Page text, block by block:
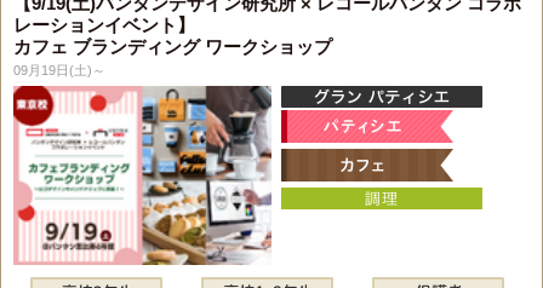
レーションイベント】
カフェ ブランディング ワークショップ
09月19日(土)～